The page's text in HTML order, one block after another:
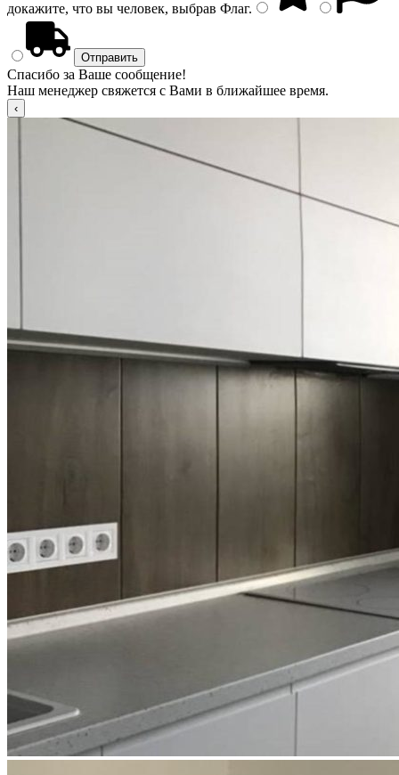
докажите, что вы человек, выбрав Флаг.
Спасибо за Ваше сообщение!
Наш менеджер свяжется с Вами в ближайшее время.